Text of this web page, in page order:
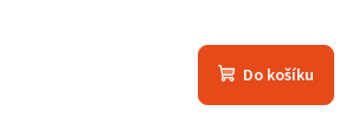
hodnocení
produktu
Do košíku